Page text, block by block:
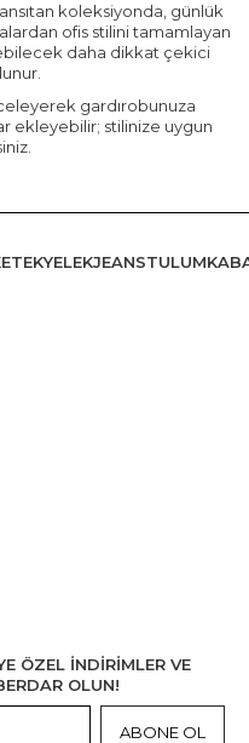
koleksiyonda, günlük
ofis stilini tamamlayan
daha dikkat çekici
gardırobunuza
ekleyebilir; stilinize uygun
ETEKYELEKJEANSTULUM
ÖZEL İNDİRİMLER VE
OLUN!
ABONE OL